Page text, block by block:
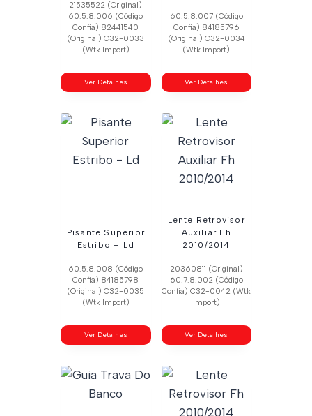
21535522 (Original)
60.5.8.006 (Código
Confia) 82441540
(Original) C32-0033
(Wtk Import)
Ver Detalhes
60.5.8.007 (Código
Confia) 84185796
(Original) C32-0034
(Wtk Import)
Ver Detalhes
Pisante Superior
Estribo – Ld
60.5.8.008 (Código
Confia) 84185798
(Original) C32-0035
(Wtk Import)
Ver Detalhes
Lente Retrovisor
Auxiliar Fh
2010/2014
20360811 (Original)
60.7.8.002 (Código
Confia) C32-0042 (Wtk
Import)
Ver Detalhes